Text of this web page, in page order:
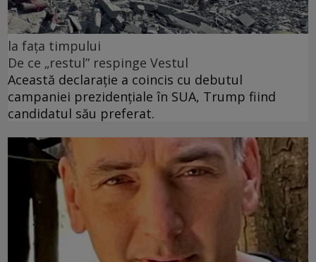
la fața timpului
De ce „restul” respinge Vestul
Această declarație a coincis cu debutul
campaniei prezidențiale în SUA, Trump fiind
candidatul său preferat.